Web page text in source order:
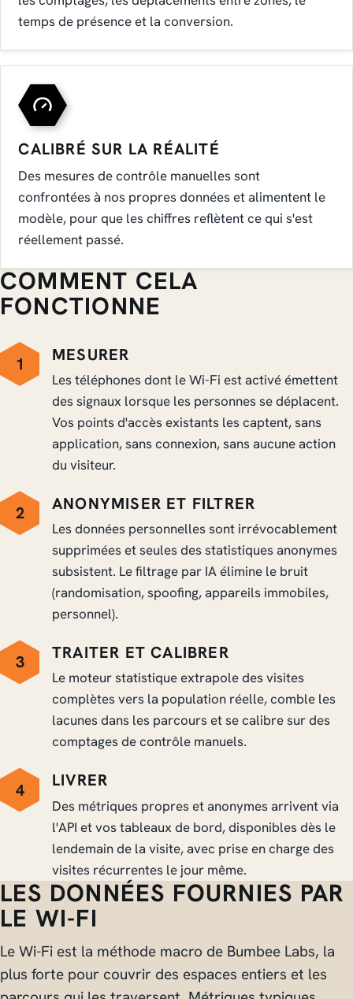
temps de présence et la conversion.
CALIBRÉ SUR LA RÉALITÉ
Des mesures de contrôle manuelles sont
confrontées à nos propres données et alimentent le
modèle, pour que les chiffres reflètent ce qui s'est
réellement passé.
COMMENT CELA
FONCTIONNE
1 MESURER
Les téléphones dont le Wi-Fi est activé émettent
des signaux lorsque les personnes se déplacent.
Vos points d'accès existants les captent, sans
application, sans connexion, sans aucune action
du visiteur.
2 ANONYMISER ET FILTRER
Les données personnelles sont irrévocablement
supprimées et seules des statistiques anonymes
subsistent. Le filtrage par IA élimine le bruit
(randomisation, spoofing, appareils immobiles,
personnel).
3 TRAITER ET CALIBRER
Le moteur statistique extrapole des visites
complètes vers la population réelle, comble les
lacunes dans les parcours et se calibre sur des
comptages de contrôle manuels.
4 LIVRER
Des métriques propres et anonymes arrivent via
l'API et vos tableaux de bord, disponibles dès le
lendemain de la visite, avec prise en charge des
visites récurrentes le jour même.
LES DONNÉES FOURNIES PAR
LE WI-FI
Le Wi-Fi est la méthode macro de Bumbee Labs, la
plus forte pour couvrir des espaces entiers et les